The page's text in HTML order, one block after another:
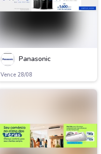
Panasonic
Vence 28/08